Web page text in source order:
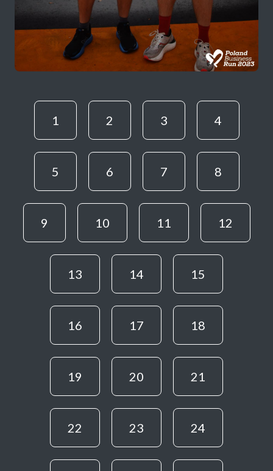
1 2 3 4
5 6 7 8
9 10 11 12
13 14 15
16 17 18
19 20 21
22 23 24